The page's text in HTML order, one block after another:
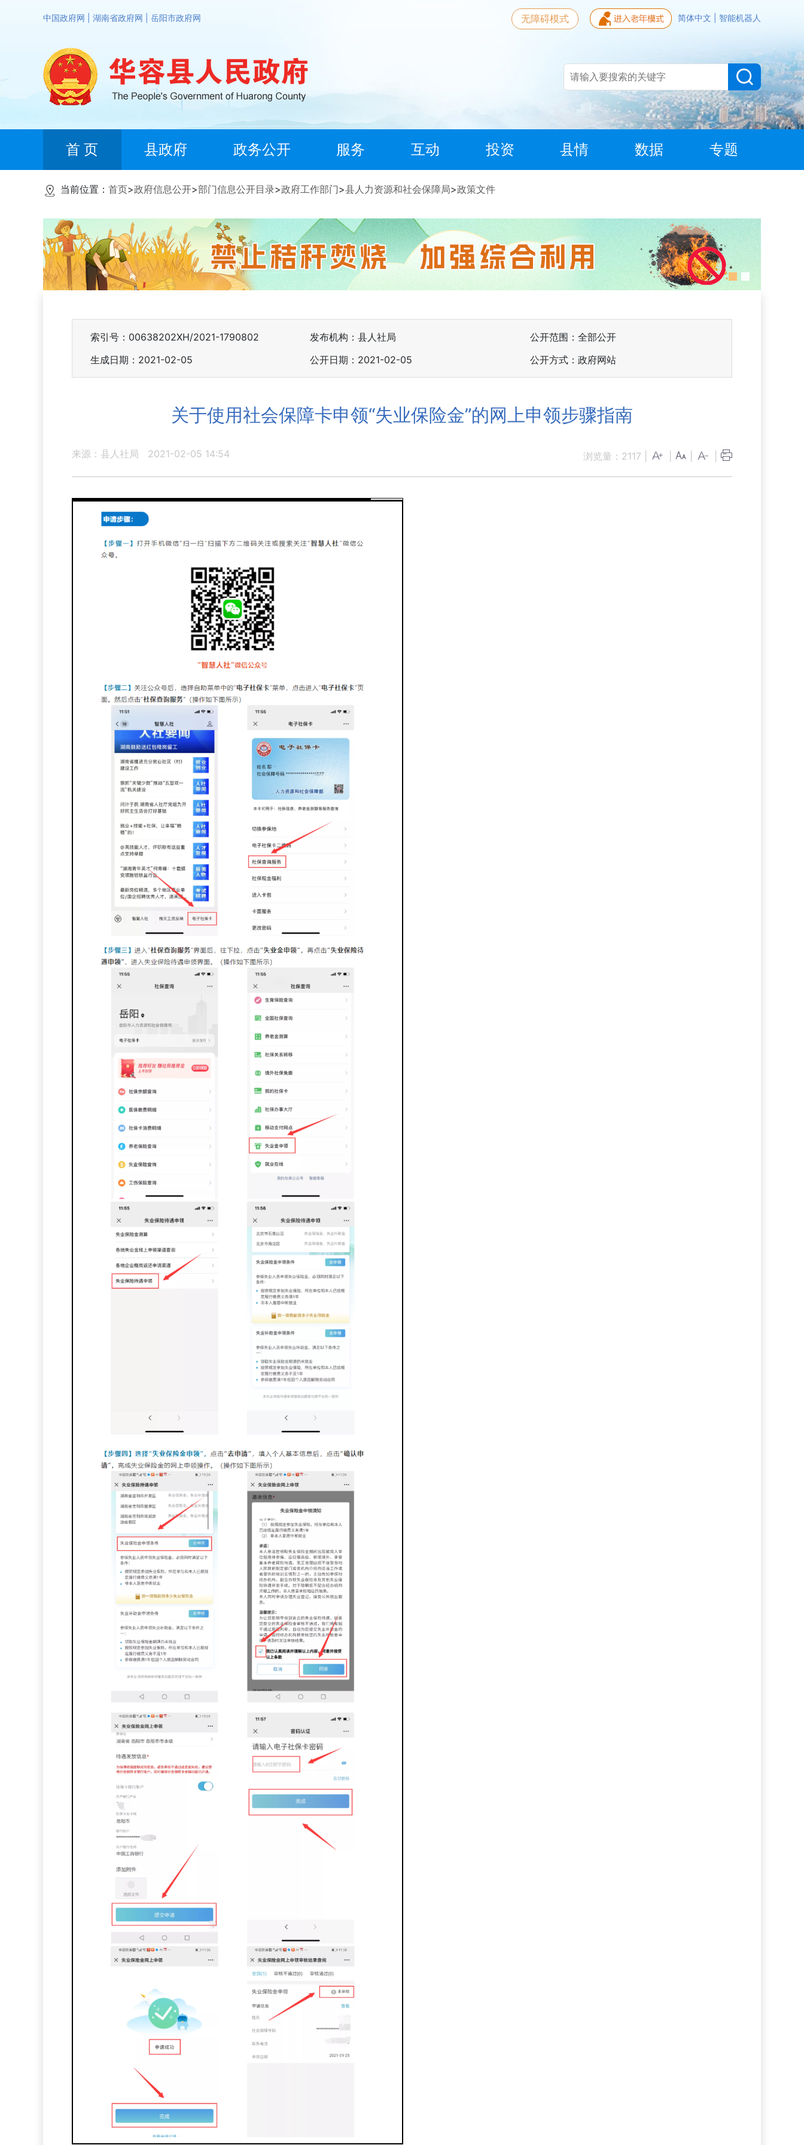
中国政府网 湖南省政府网 岳阳市政府网 简体中文 智能机器人
无障碍模式
首 页 县政府 政务公开 服务 互动 投资 县情 数据 专题
当前位置： 首页>政府信息公开>部门信息公开目录>政府工作部门>县人力资源和社会保障局>政策文件
索引号：00638202XH/2021-1790802 发布机构：县人社局
公开范围：全部公开
生成日期：2021-02-05
公开日期：2021-02-05 公开方式：政府网站
关于使用社会保障卡申领“失业保险金”的网上申领步骤指南
来源：县人社局 2021-02-05 14:54 浏览量： 2117